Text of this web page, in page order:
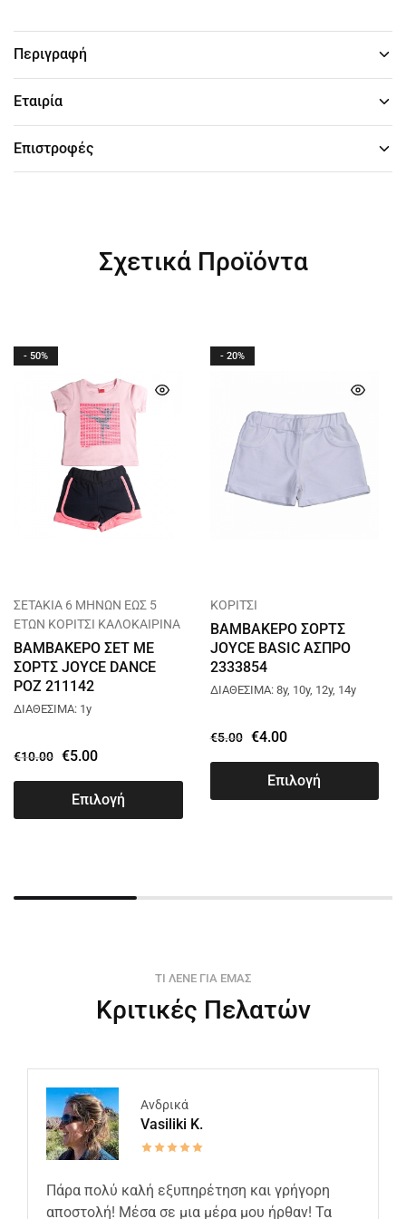
Περιγραφή
Εταιρία
Επιστροφές
Σχετικά Προϊόντα
- 50%
ΣΕΤΑΚΙΑ 6 ΜΗΝΩΝ ΕΩΣ 5
ΕΤΩΝ ΚΟΡΙΤΣΙ ΚΑΛΟΚΑΙΡΙΝΑ
ΒΑΜΒΑΚΕΡΟ ΣΕΤ ΜΕ
ΣΟΡΤΣ JOYCE DANCE
ΡΟΖ 211142
ΔΙΑΘΕΣΙΜΑ: 1y
€10.00 €5.00
Επιλογή
- 20%
ΚΟΡΙΤΣΙ
ΒΑΜΒΑΚΕΡΟ ΣΟΡΤΣ
JOYCE BASIC ΑΣΠΡΟ
2333854
ΔΙΑΘΕΣΙΜΑ: 8y, 10y, 12y, 14y
€5.00 €4.00
Επιλογή
ΤΙ ΛΕΝΕ ΓΙΑ ΕΜΑΣ
Κριτικές Πελατών
Ανδρικά
Vasiliki K.
Πάρα πολύ καλή εξυπηρέτηση και γρήγορη
αποστολή! Μέσα σε μια μέρα μου ήρθαν! Τα